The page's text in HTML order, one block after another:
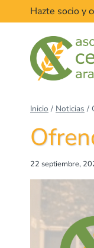
Hazte socio y
Inicio / Noticias /
22 septiembre,